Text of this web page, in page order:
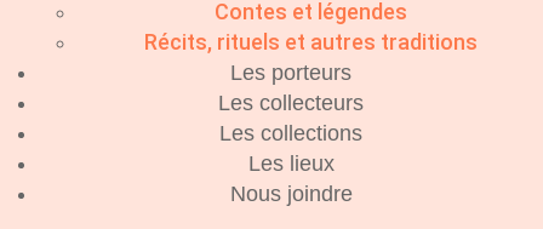
Contes et légendes
Récits, rituels et autres traditions
Les porteurs
Les collecteurs
Les collections
Les lieux
Nous joindre